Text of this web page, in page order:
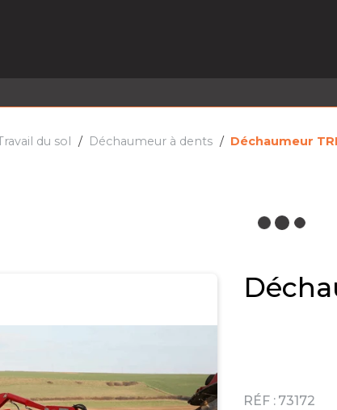
du sol Déchaumeur à dents Déchaumeur
RÉF : 73172